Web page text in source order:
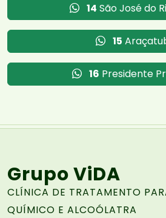
14 São José do
15
16 Presidente
Grupo ViDA
CLÍNICA DE TRATAMENTO
QUÍMICO E ALCOÓLATRA